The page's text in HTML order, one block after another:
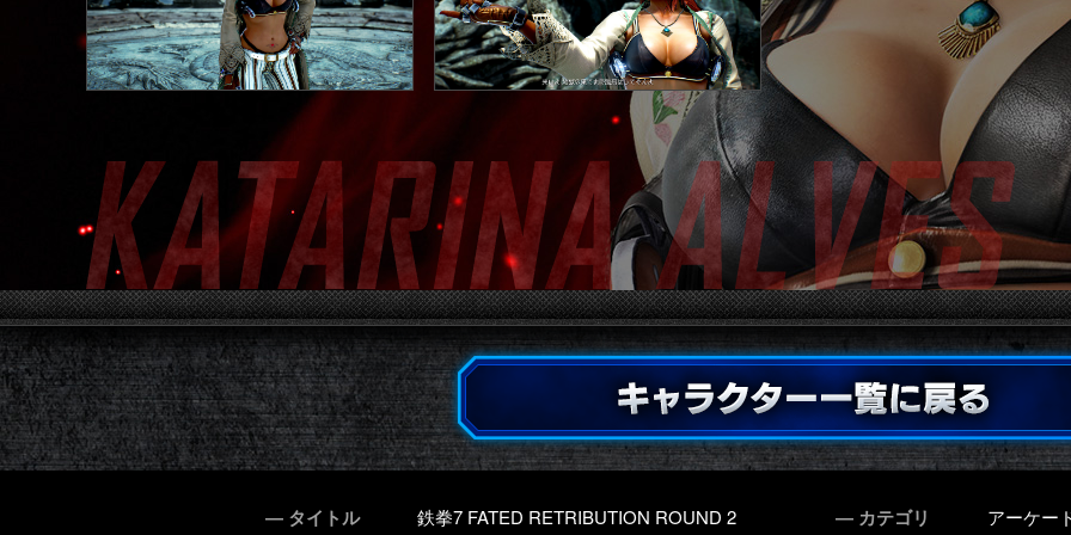
― タイトル 鉄拳7 FATED RETRIBUTION ROUND 2 ― カテゴリ アーケー